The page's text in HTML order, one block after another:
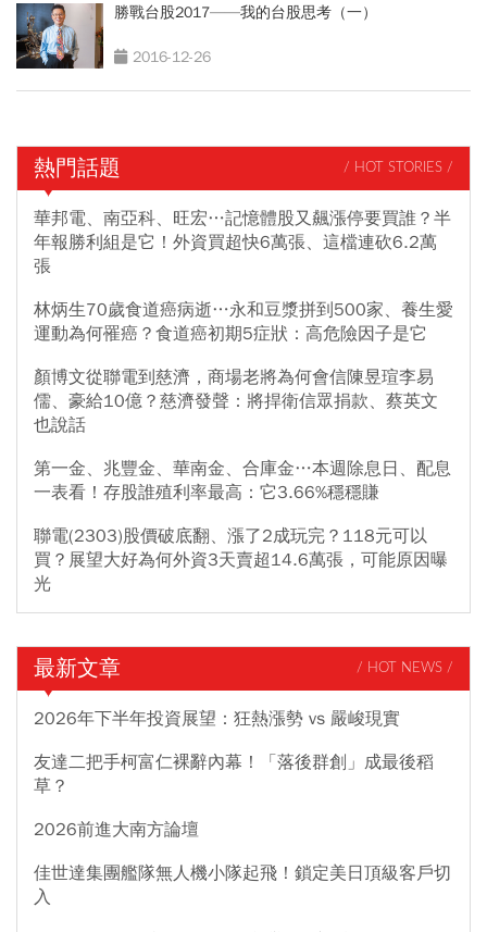
勝戰台股2017——我的台股思考（一）
2016-12-26
熱門話題 / HOT STORIES /
華邦電、南亞科、旺宏…記憶體股又飆漲停要買誰？半
年報勝利組是它！外資買超快6萬張、這檔連砍6.2萬
張
林炳生70歲食道癌病逝…永和豆漿拼到500家、養生愛
運動為何罹癌？食道癌初期5症狀：高危險因子是它
顏博文從聯電到慈濟，商場老將為何會信陳昱瑄李易
儒、豪給10億？慈濟發聲：將捍衛信眾捐款、蔡英文
也說話
第一金、兆豐金、華南金、合庫金…本週除息日、配息
一表看！存股誰殖利率最高：它3.66%穩穩賺
聯電(2303)股價破底翻、漲了2成玩完？118元可以
買？展望大好為何外資3天賣超14.6萬張，可能原因曝
光
最新文章 / HOT NEWS /
2026年下半年投資展望：狂熱漲勢 vs 嚴峻現實
友達二把手柯富仁裸辭內幕！「落後群創」成最後稻
草？
2026前進大南方論壇
佳世達集團艦隊無人機小隊起飛！鎖定美日頂級客戶切
入